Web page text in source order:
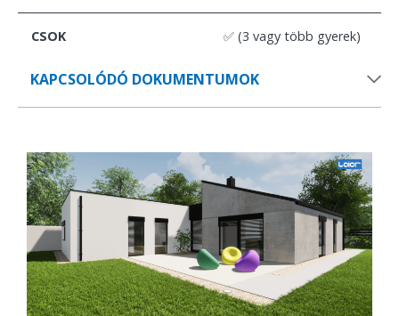
CSOK ✅ (3 vagy több gyerek)
KAPCSOLÓDÓ DOKUMENTUMOK